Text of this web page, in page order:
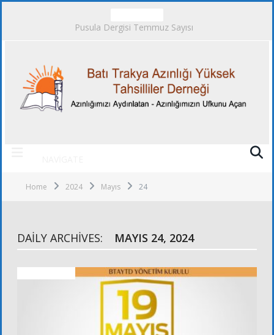
Pusula Dergisi Temmuz Sayısı
Home 2024 Mayıs 24
DAILY ARCHIVES: MAYIS 24, 2024